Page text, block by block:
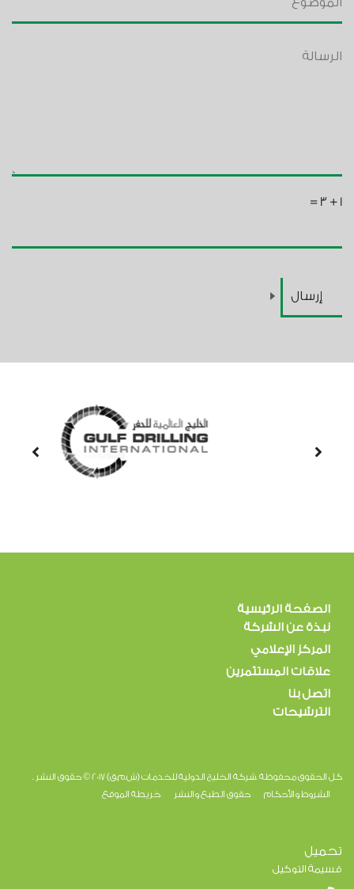
1
+
3
=
الصفحة الرئيسية
نبذة عن الشركة
المركز الإعلامي
علاقات المستثمرين
اتصل بنا
الترشيحات
كل الحقوق محفوظة .شركة الخليج الدولية للخدمات (ش.م.ق) 2017 © حقوق النشر .
الشروط والأحكام
حقوق الطبع والنشر خريطة الموقع
تحميل
قسيمة التوكيل